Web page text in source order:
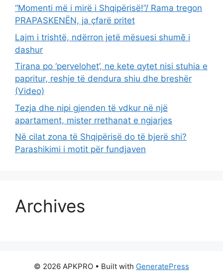
“Momenti më i mirë i Shqipërisë!”/ Rama tregon
PRAPASKENËN, ja çfarë pritet
Lajm i trishtë, ndërron jetë mësuesi shumē i
dashur
Tirana po ‘pervelohet’, ne kete qytet nisi stuhia e
papritur, reshje të dendura shiu dhe breshër
(Video)
Tezja dhe nipi gjenden të vdkur në një
apartament, mister rrethanat e ngjarjes
Në cilat zona të Shqipërisë do të bjerë shi?
Parashikimi i motit për fundjaven
Archives
© 2026 APKPRO • Built with GeneratePress